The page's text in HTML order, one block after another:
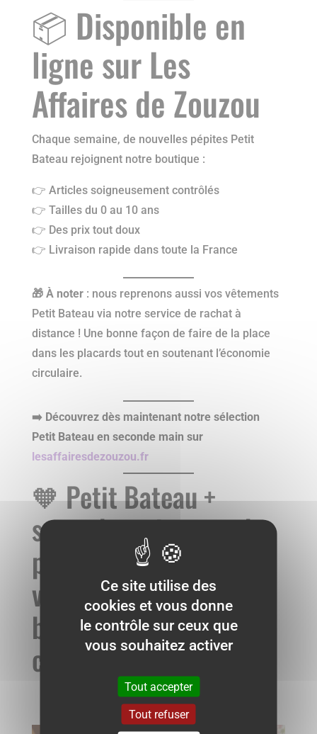
📦 Disponible en
ligne sur Les
Affaires de Zouzou
Chaque semaine, de nouvelles pépites Petit
Bateau rejoignent notre boutique :
👉 Articles soigneusement contrôlés
👉 Tailles du 0 au 10 ans
👉 Des prix tout doux
👉 Livraison rapide dans toute la France
🎁 À noter: nous reprenons aussi vos vêtements
Petit Bateau via notre service de rachat à
distance ! Une bonne façon de faire de la place
dans les placards tout en soutenant l’économie
circulaire.
➡️ Découvrez dès maintenant notre sélection
Petit Bateau en seconde main sur
lesaffairesdezouzou.fr
🧡 Petit Bateau +
seconde main = combo
parfait pour habiller
vos enfants avec style,
bon sens… et sans
culpabilité.
Ce site utilise des
cookies et vous donne
le contrôle sur ceux que
vous souhaitez activer
Tout accepter
Tout refuser